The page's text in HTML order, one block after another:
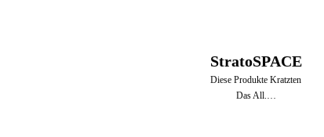
StratoSPACE
Diese Produkte Kratzten
Das All.…